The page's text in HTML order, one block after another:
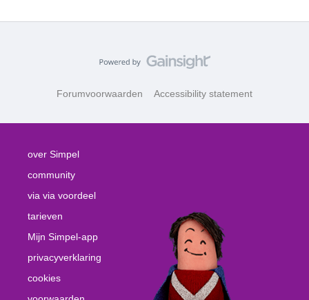
Forumvoorwaarden Accessibility statement
over Simpel
community
via via voordeel
tarieven
Mijn Simpel-app
privacyverklaring
cookies